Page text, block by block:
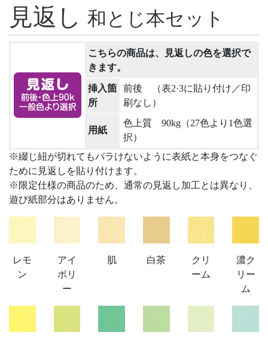
見返し 和とじ本セット
こちらの商品は、見返しの色を選択で
きます。
挿入箇
所
前後 （表2·3に貼り付け／印
刷なし）
用紙
色上質 90kg（27色より1色選
択）
※綴じ紐が切れてもバラけないように表紙と本身をつなぐ
ために見返しを貼り付けます。
※限定仕様の商品のため、通常の見返し加工とは異なり、
遊び紙部分はありません。
レモ
ン
アイ
ボリ
ー
肌 白茶
クリ
ーム
濃ク
リー
ム